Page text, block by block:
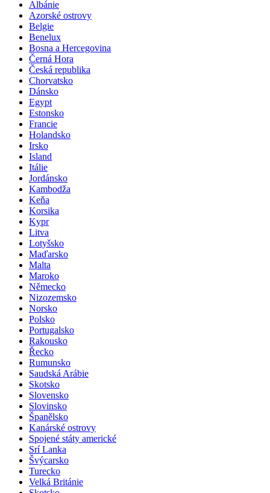
Poznávací zájezdy
Albánie
Azorské ostrovy
Belgie
Benelux
Bosna a Hercegovina
Černá Hora
Česká republika
Chorvatsko
Dánsko
Egypt
Estonsko
Francie
Holandsko
Irsko
Island
Itálie
Jordánsko
Kambodža
Keňa
Korsika
Kypr
Litva
Lotyšsko
Maďarsko
Malta
Maroko
Německo
Nizozemsko
Norsko
Polsko
Portugalsko
Rakousko
Řecko
Rumunsko
Saudská Arábie
Skotsko
Slovensko
Slovinsko
Španělsko
Kanárské ostrovy
Spojené státy americké
Srí Lanka
Švýcarsko
Turecko